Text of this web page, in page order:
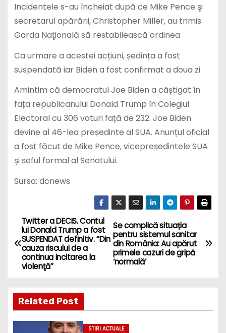
Incidentele s-au încheiat după ce Mike Pence şi
secretarul apărării, Christopher Miller, au trimis
Garda Naţională să restabilească ordinea
Ca urmare a acestei acțiuni, ședința a fost
suspendată iar Biden a fost confirmat a doua zi.
Amintim că democratul Joe Biden a câștigat în
fața republicanului Donald Trump în Colegiul
Electoral cu 306 voturi față de 232. Joe Biden
devine al 46-lea președinte al SUA. Anunțul oficial
a fost făcut de Mike Pence, vicepreședintele SUA
și șeful formal al Senatului.
Sursa: dcnews
P
o
s
t
n
Se complică situația
pentru sistemul sanitar
din România: Au apărut
primele cazuri de gripă
‘normală’
Twitter a DECIS. Contul
lui Donald Trump a fost
SUSPENDAT definitiv. “Din
cauza riscului de a
continua incitarea la
violenţă”
Related Post
STIRI ACTUALE